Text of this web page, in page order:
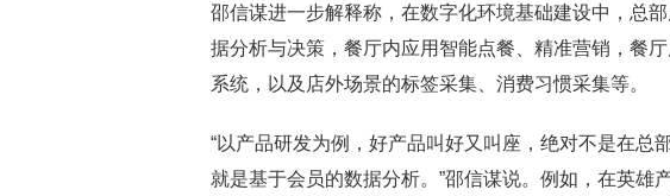
邵信谋进一步解释称，在数字化环境基础建设中，总
据分析与决策，餐厅内应用智能点餐、精准营销，餐
系统，以及店外场景的标签采集、消费习惯采集等。
“以产品研发为例，好产品叫好又叫座，绝对不是在总
就是基于会员的数据分析。”邵信谋说。例如，在英雄